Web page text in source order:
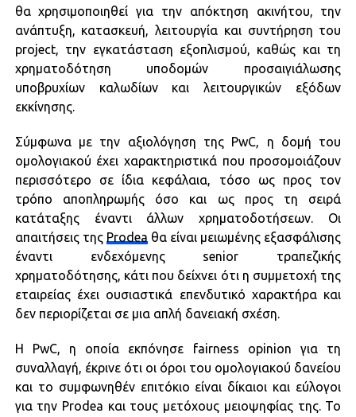
θα χρησιμοποιηθεί για την απόκτηση ακινήτου, την
ανάπτυξη, κατασκευή, λειτουργία και συντήρηση του
project, την εγκατάσταση εξοπλισμού, καθώς και τη
χρηματοδότηση υποδομών προσαιγιάλωσης
υποβρυχίων καλωδίων και λειτουργικών εξόδων
εκκίνησης.
Σύμφωνα με την αξιολόγηση της PwC, η δομή του
ομολογιακού έχει χαρακτηριστικά που προσομοιάζουν
περισσότερο σε ίδια κεφάλαια, τόσο ως προς τον
τρόπο αποπληρωμής όσο και ως προς τη σειρά
κατάταξης έναντι άλλων χρηματοδοτήσεων. Οι
απαιτήσεις της Prodea θα είναι μειωμένης εξασφάλισης
έναντι ενδεχόμενης senior τραπεζικής
χρηματοδότησης, κάτι που δείχνει ότι η συμμετοχή της
εταιρείας έχει ουσιαστικά επενδυτικό χαρακτήρα και
δεν περιορίζεται σε μια απλή δανειακή σχέση.
Η PwC, η οποία εκπόνησε fairness opinion για τη
συναλλαγή, έκρινε ότι οι όροι του ομολογιακού δανείου
και το συμφωνηθέν επιτόκιο είναι δίκαιοι και εύλογοι
για την Prodea και τους μετόχους μειοψηφίας της. Το